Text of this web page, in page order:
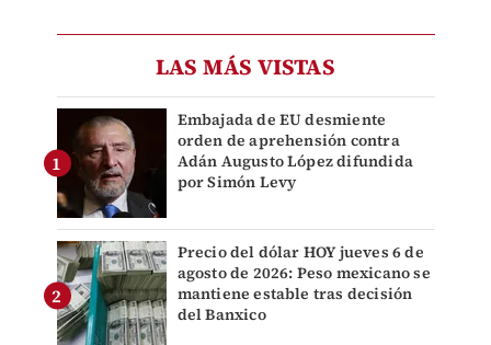
LAS MÁS VISTAS
Embajada de EU desmiente
orden de aprehensión contra
Adán Augusto López difundida
por Simón Levy
Precio del dólar HOY jueves 6 de
agosto de 2026: Peso mexicano se
mantiene estable tras decisión
del Banxico